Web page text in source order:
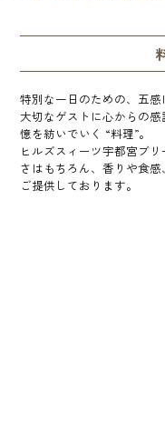
特別な一日のための、五感
大切なゲストに心からの
憶を紡いでいく “料理”。
ヒルズスィーツ宇都宮ブ
さはもちろん、香りや食
ご提供しております。